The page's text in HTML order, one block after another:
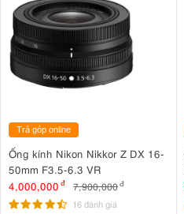
Trả góp online
Ống kính Nikon Nikkor Z DX 16-
50mm F3.5-6.3 VR
4,000,000 đ 7,900,000đ
16 đánh giá